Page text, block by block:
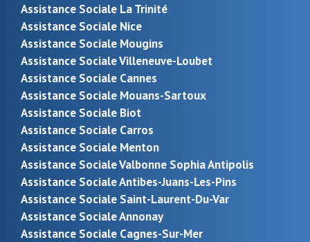
Assistance Sociale La Trinité
Assistance Sociale Nice
Assistance Sociale Mougins
Assistance Sociale Villeneuve-Loubet
Assistance Sociale Cannes
Assistance Sociale Mouans-Sartoux
Assistance Sociale Biot
Assistance Sociale Carros
Assistance Sociale Menton
Assistance Sociale Valbonne Sophia Antipolis
Assistance Sociale Antibes-Juans-Les-Pins
Assistance Sociale Saint-Laurent-Du-Var
Assistance Sociale Annonay
Assistance Sociale Cagnes-Sur-Mer